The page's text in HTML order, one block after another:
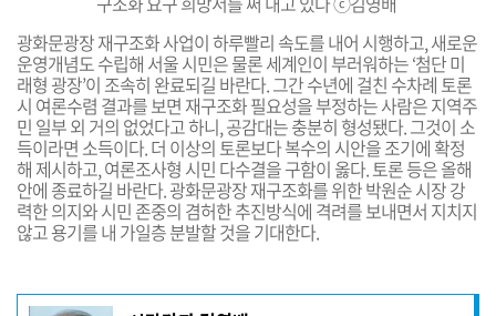
광화문광장 재구조화 사업이 하루빨리 속도를 내어 시행하고, 새로운
운영개념도 수립해 서울 시민은 물론 세계인이 부러워하는 ‘첨단 미
래형 광장’이 조속히 완료되길 바란다.그간 수년에 걸친 수차례 토론
시 여론수렴 결과를 보면 재구조화 필요성을 부정하는 사람은 지역주
민 일부 외 거의 없었다고 하니, 공감대는 충분히 형성됐다. 그것이 소
득이라면 소득이다.더 이상의 토론보다 복수의 시안을 조기에 확정
해 제시하고, 여론조사형 시민 다수결을 구함이 옳다. 토론 등은 올해
안에 종료하길 바란다.광화문광장 재구조화를 위한 박원순 시장 강
력한 의지와 시민 존중의 겸허한 추진방식에 격려를 보내면서 지치지
않고 용기를 내 가일층 분발할 것을 기대한다.